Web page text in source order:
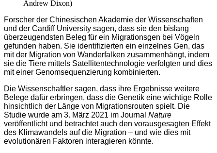
Andrew Dixon)
Forscher der Chinesischen Akademie der Wissenschaften
und der Cardiff University sagen, dass sie den bislang
überzeugendsten Beleg für ein Migrationsgen bei Vögeln
gefunden haben. Sie identifizierten ein einzelnes Gen, das
mit der Migration von Wanderfalken zusammenhängt, indem
sie die Tiere mittels Satellitentechnologie verfolgten und dies
mit einer Genomsequenzierung kombinierten.
Die Wissenschaftler sagen, dass ihre Ergebnisse weitere
Belege dafür erbringen, dass die Genetik eine wichtige Rolle
hinsichtlich der Länge von Migrationsrouten spielt. Die
Studie wurde am 3. März 2021 im Journal Nature
veröffentlicht und betrachtet auch den vorausgesagten Effekt
des Klimawandels auf die Migration – und wie dies mit
evolutionären Faktoren interagieren könnte.